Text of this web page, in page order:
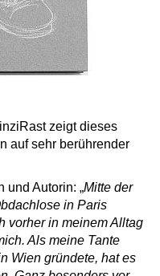
zeigt dieses
auf sehr berührender
und Autorin: „Mitte der
in Paris
vorher in meinem Alltag
Als meine Tante
Wien gründete, hat es